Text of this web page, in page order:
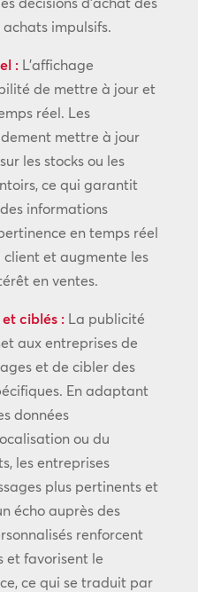
impulsifs.
:L’affichage
de mettre à jour et
réel. Les
mettre à jour
les stocks ou les
ce qui garantit
informations
en temps réel
client et augmente les
en ventes.
ciblés :La publicité
aux entreprises de
et de cibler des
En adaptant
données
ou du
les entreprises
plus pertinents et
écho auprès des
renforcent
et favorisent le
ce qui se traduit par